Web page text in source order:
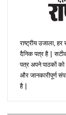
राष्ट्रीय उजाला,
दैनिक पत्र है |
पत्र अपने पाठकों
और जानकारीपूर्ण
है |